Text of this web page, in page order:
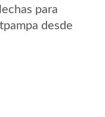
para
desde